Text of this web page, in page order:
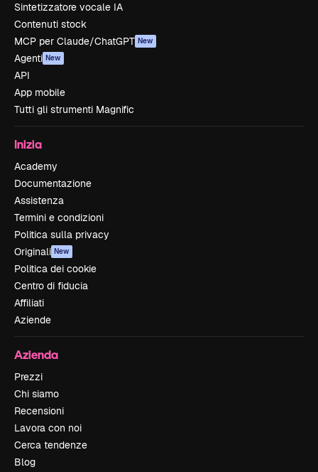
Sintetizzatore vocale IA
Contenuti stock
MCP per Claude/ChatGPT New
Agenti New
API
App mobile
Tutti gli strumenti Magnific
Inizia
Academy
Documentazione
Assistenza
Termini e condizioni
Politica sulla privacy
Originali New
Politica dei cookie
Centro di fiducia
Affiliati
Aziende
Azienda
Prezzi
Chi siamo
Recensioni
Lavora con noi
Cerca tendenze
Blog